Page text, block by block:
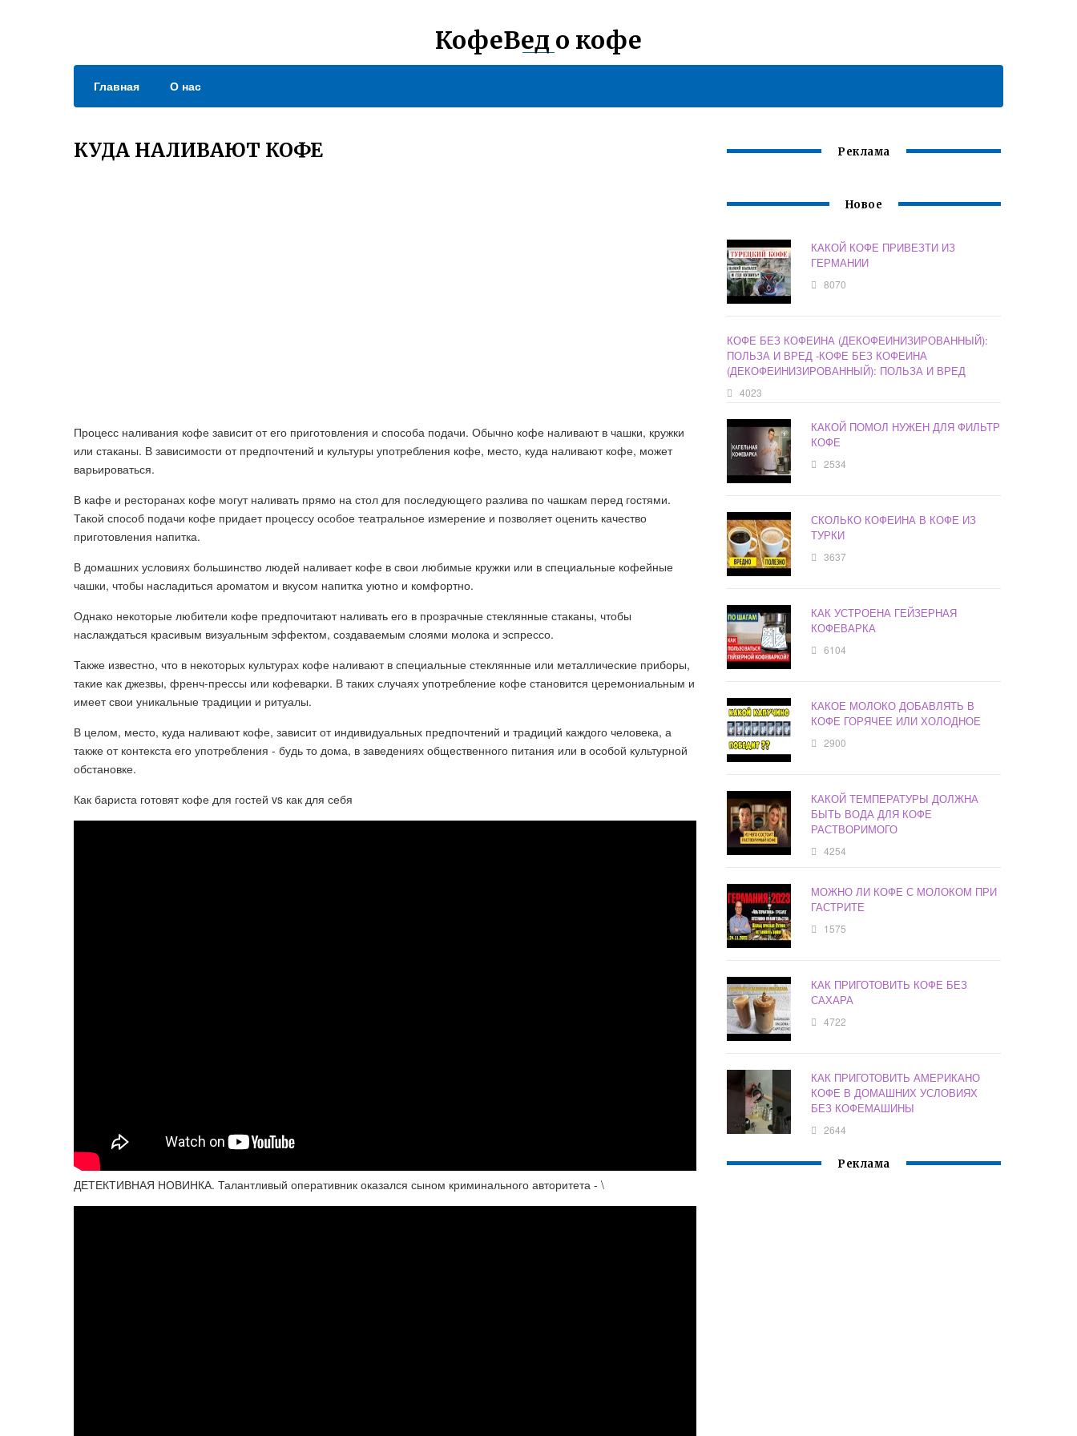
КофеВед о кофе
Главная О нас
КУДА НАЛИВАЮТ КОФЕ
Процесс наливания кофе зависит от его приготовления и способа подачи. Обычно кофе наливают в чашки, кружки
или стаканы. В зависимости от предпочтений и культуры употребления кофе, место, куда наливают кофе, может
варьироваться.
В кафе и ресторанах кофе могут наливать прямо на стол для последующего разлива по чашкам перед гостями.
Такой способ подачи кофе придает процессу особое театральное измерение и позволяет оценить качество
приготовления напитка.
В домашних условиях большинство людей наливает кофе в свои любимые кружки или в специальные кофейные
чашки, чтобы насладиться ароматом и вкусом напитка уютно и комфортно.
Однако некоторые любители кофе предпочитают наливать его в прозрачные стеклянные стаканы, чтобы
наслаждаться красивым визуальным эффектом, создаваемым слоями молока и эспрессо.
Также известно, что в некоторых культурах кофе наливают в специальные стеклянные или металлические приборы,
такие как джезвы, френч-прессы или кофеварки. В таких случаях употребление кофе становится церемониальным и
имеет свои уникальные традиции и ритуалы.
В целом, место, куда наливают кофе, зависит от индивидуальных предпочтений и традиций каждого человека, а
также от контекста его употребления - будь то дома, в заведениях общественного питания или в особой культурной
обстановке.
Как бариста готовят кофе для гостей vs как для себя
ДЕТЕКТИВНАЯ НОВИНКА. Талантливый оперативник оказался сыном криминального авторитета - \
Реклама
Новое
КАКОЙ КОФЕ ПРИВЕЗТИ ИЗ
ГЕРМАНИИ
8070
КОФЕ БЕЗ КОФЕИНА (ДЕКОФЕИНИЗИРОВАННЫЙ):
ПОЛЬЗА И ВРЕД -КОФЕ БЕЗ КОФЕИНА
(ДЕКОФЕИНИЗИРОВАННЫЙ): ПОЛЬЗА И ВРЕД
4023
КАКОЙ ПОМОЛ НУЖЕН ДЛЯ ФИЛЬТР
КОФЕ
2534
СКОЛЬКО КОФЕИНА В КОФЕ ИЗ
ТУРКИ
3637
КАК УСТРОЕНА ГЕЙЗЕРНАЯ
КОФЕВАРКА
6104
КАКОЕ МОЛОКО ДОБАВЛЯТЬ В
КОФЕ ГОРЯЧЕЕ ИЛИ ХОЛОДНОЕ
2900
КАКОЙ ТЕМПЕРАТУРЫ ДОЛЖНА
БЫТЬ ВОДА ДЛЯ КОФЕ
РАСТВОРИМОГО
4254
МОЖНО ЛИ КОФЕ С МОЛОКОМ ПРИ
ГАСТРИТЕ
1575
КАК ПРИГОТОВИТЬ КОФЕ БЕЗ
САХАРА
4722
КАК ПРИГОТОВИТЬ АМЕРИКАНО
КОФЕ В ДОМАШНИХ УСЛОВИЯХ
БЕЗ КОФЕМАШИНЫ
2644
Реклама